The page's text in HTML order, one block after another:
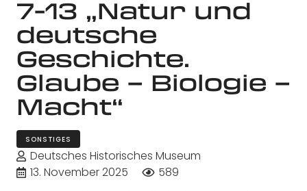
7-13 „Natur und
deutsche
Geschichte.
Glaube – Biologie –
Macht“
SONSTIGES
Deutsches Historisches Museum
13. November 2025
589